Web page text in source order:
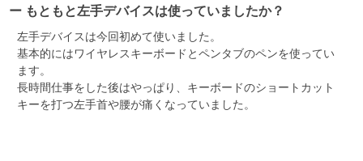
ー もともと左手デバイスは使っていましたか？
左手デバイスは今回初めて使いました。
基本的にはワイヤレスキーボードとペンタブのペンを使ってい
ます。
長時間仕事をした後はやっぱり、キーボードのショートカット
キーを打つ左手首や腰が痛くなっていました。